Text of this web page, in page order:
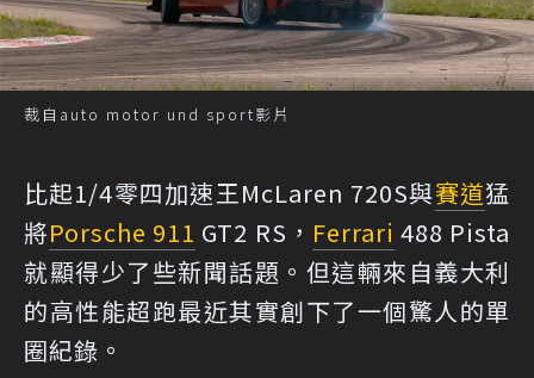
裁自auto motor und sport影片
比起1/4零四加速王McLaren 720S與賽道猛
將Porsche 911 GT2 RS， Ferrari 488 Pista
就顯得少了些新聞話題。但這輛來自義大利
的高性能超跑最近其實創下了一個驚人的單
圈紀錄。